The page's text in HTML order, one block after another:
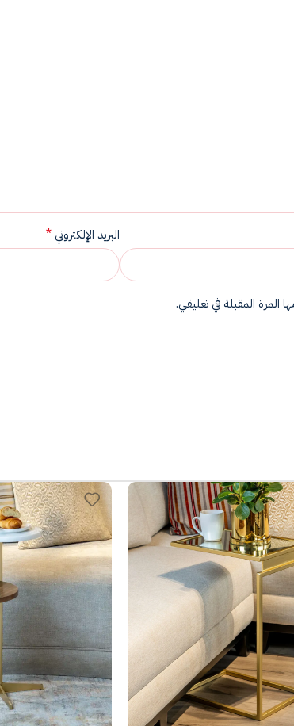
البريد الإلكتروني *
المرة المقبلة في تعليقي.